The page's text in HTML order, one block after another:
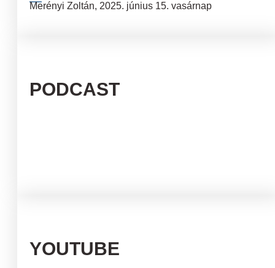
Merényi Zoltán, 2025. június 15. vasárnap
PODCAST
YOUTUBE